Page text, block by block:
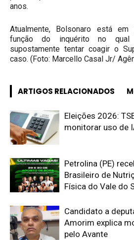
anos.
Atualmente, Bolsonaro está
função do inquérito no
supostamente tentar coagir o
caso. (Foto: Marcello Casal Jr/
ARTIGOS RELACIONADOS
Eleições 2026:
monitorar uso de
Petrolina (PE)
Brasileiro de
Física do Vale do
Candidato a
Amorim explica
pelo Avante